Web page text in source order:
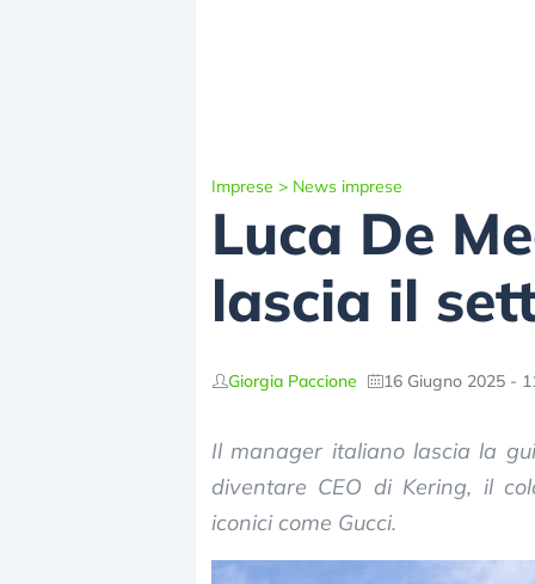
Imprese > News imprese
Luca De
lascia il
Giorgia Paccione 16 Giugno 2025 -
Il manager italiano lascia la
diventare CEO di Kering, il
iconici come Gucci.